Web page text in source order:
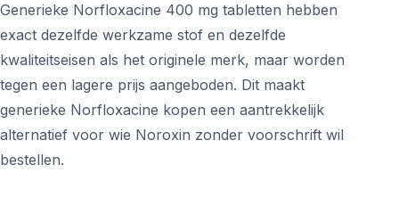
Generieke Norfloxacine 400 mg tabletten hebben
exact dezelfde werkzame stof en dezelfde
kwaliteitseisen als het originele merk, maar worden
tegen een lagere prijs aangeboden. Dit maakt
generieke Norfloxacine kopen een aantrekkelijk
alternatief voor wie Noroxin zonder voorschrift wil
bestellen.